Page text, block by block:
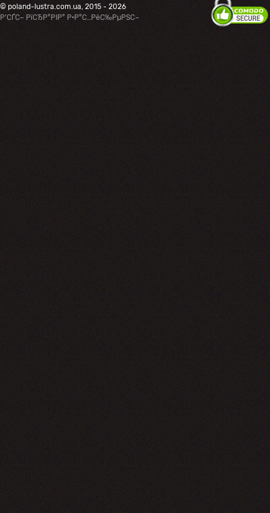
© poland-lustra.com.ua, 2015 - 2026
Р’СЃС– РїСЂР°РІР° Р·Р°С…РёС‰РµРЅС–